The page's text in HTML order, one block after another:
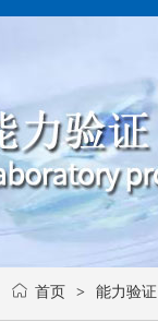
首页 > 能力验证